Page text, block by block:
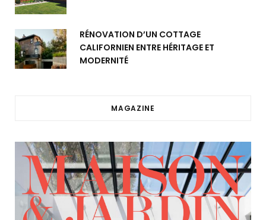
RÉNOVATION D’UN COTTAGE
CALIFORNIEN ENTRE HÉRITAGE ET
MODERNITÉ
MAGAZINE